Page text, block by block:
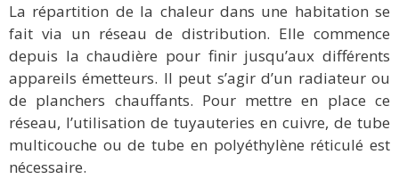
La répartition de la chaleur dans une habitation se
fait via un réseau de distribution. Elle commence
depuis la chaudière pour finir jusqu’aux différents
appareils émetteurs. Il peut s’agir d’un radiateur ou
de planchers chauffants. Pour mettre en place ce
réseau, l’utilisation de tuyauteries en cuivre, de tube
multicouche ou de tube en polyéthylène réticulé est
nécessaire.